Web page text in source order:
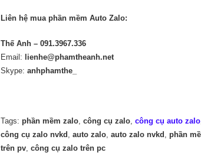
Liên hệ mua phần mềm Auto Zalo:
Thế Anh – 091.3967.336
Email:
lienhe@phamtheanh.net
Skype: anhphamthe_
Tags: phần mềm zalo, công cụ zalo, công cụ auto zalo
công cụ zalo nvkd , auto zalo, auto zalo nvkd , phần
trên pv, công cụ zalo trên pc